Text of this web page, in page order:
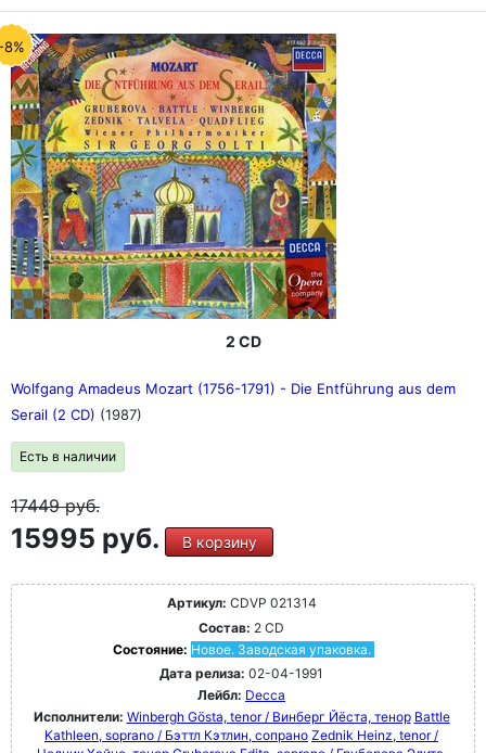
8%
2 CD
Wolfgang Amadeus Mozart (1756-1791) - Die Entführung aus dem
Serail (2 CD) (1987)
Есть в наличии
17449руб.
15995 руб. В корзину
Артикул: CDVP 021314
Состав: 2 CD
Состояние: Новое. Заводская упаковка.
Дата релиза: 02-04-1991
Лейбл: Decca
Исполнители: Winbergh Gösta, tenor / Винберг Йёста, тенор Battle
Kathleen, soprano / Бэттл Кэтлин, сопрано Zednik Heinz, tenor /